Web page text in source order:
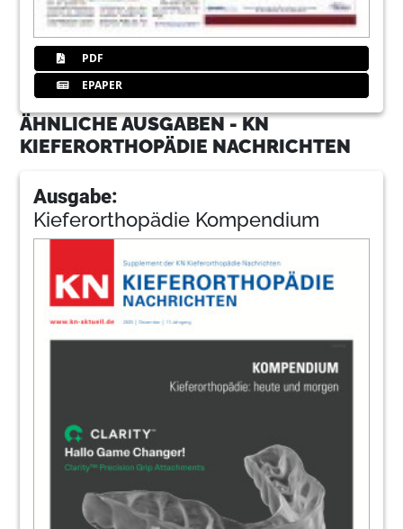
PDF
EPAPER
ÄHNLICHE AUSGABEN - KN
KIEFERORTHOPÄDIE NACHRICHTEN
Ausgabe:
Kieferorthopädie Kompendium